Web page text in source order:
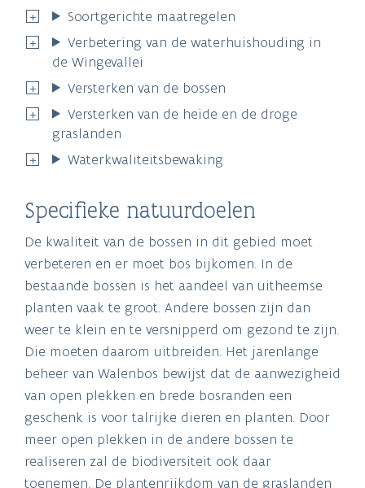
Soortgerichte maatregelen
Verbetering van de waterhuishouding in
de Wingevallei
Versterken van de bossen
Versterken van de heide en de droge
graslanden
Waterkwaliteitsbewaking
Specifieke natuurdoelen
De kwaliteit van de bossen in dit gebied moet
verbeteren en er moet bos bijkomen. In de
bestaande bossen is het aandeel van uitheemse
planten vaak te groot. Andere bossen zijn dan
weer te klein en te versnipperd om gezond te zijn.
Die moeten daarom uitbreiden. Het jarenlange
beheer van Walenbos bewijst dat de aanwezigheid
van open plekken en brede bosranden een
geschenk is voor talrijke dieren en planten. Door
meer open plekken in de andere bossen te
realiseren zal de biodiversiteit ook daar
toenemen. De plantenrijkdom van de graslanden